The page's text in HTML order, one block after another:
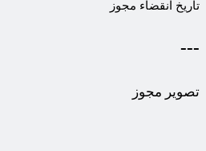
تاریخ انقضاء مجوز
---
تصویر مجوز